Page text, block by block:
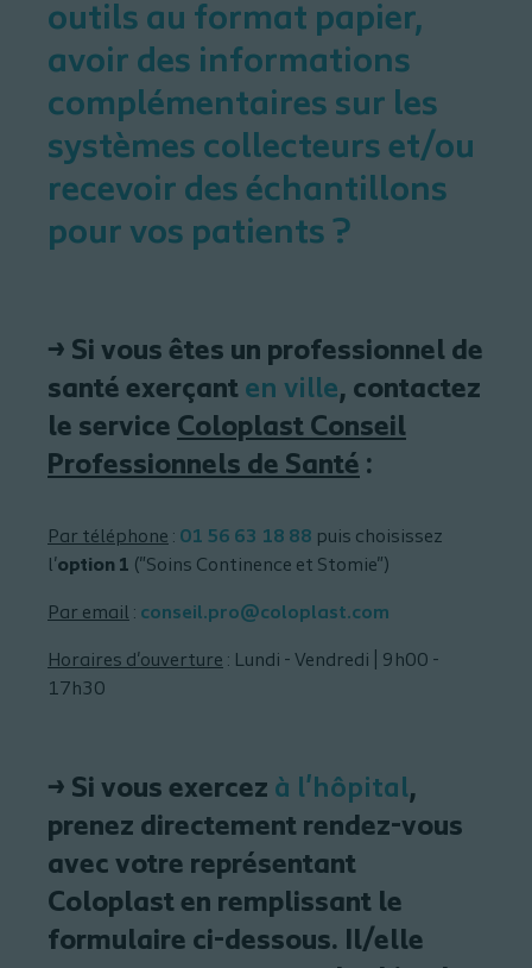
outils au format papier,
avoir des informations
complémentaires sur les
systèmes collecteurs et/ou
recevoir des échantillons
pour vos patients ?
→ Si vous êtes un professionnel de
santé exerçant en ville, contactez
le service Coloplast Conseil
Professionnels de Santé :
Par téléphone : 01 56 63 18 88 puis choisissez
l'option 1 ("Soins Continence et Stomie")
Par email : conseil.pro@coloplast.com
Horaires d'ouverture : Lundi - Vendredi | 9h00 -
17h30
→ Si vous exercez à l'hôpital,
prenez directement rendez-vous
avec votre représentant
Coloplast en remplissant le
formulaire ci-dessous. Il/elle